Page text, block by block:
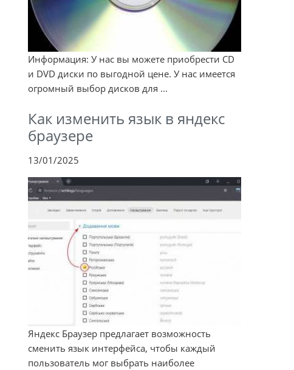
Информация: У нас вы можете приобрести CD
и DVD диски по выгодной цене. У нас имеется
огромный выбор дисков для ...
Как изменить язык в яндекс
браузере
13/01/2025
Яндекс Браузер предлагает возможность
сменить язык интерфейса, чтобы каждый
пользователь мог выбрать наиболее